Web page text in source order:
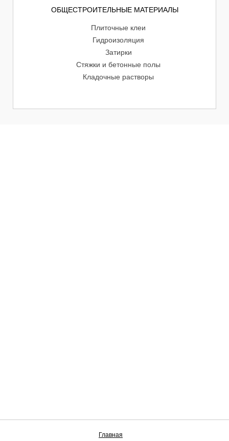
ОБЩЕСТРОИТЕЛЬНЫЕ МАТЕРИАЛЫ
Плиточные клеи
Гидроизоляция
Затирки
Стяжки и бетонные полы
Кладочные растворы
Главная